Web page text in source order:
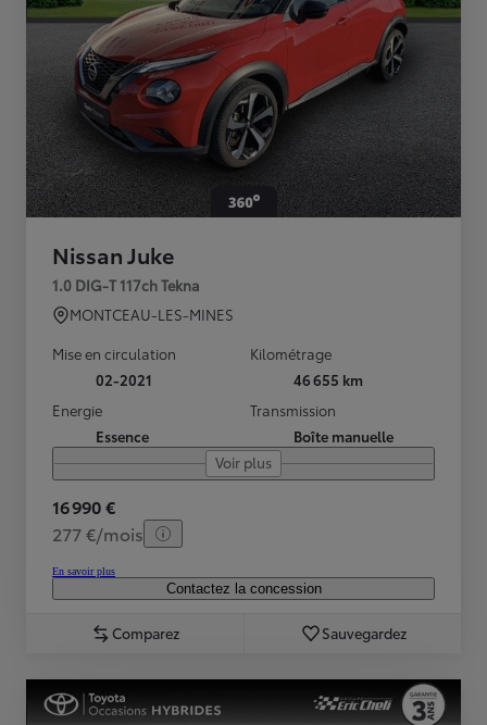
Nissan Juke
1.0 DIG-T 117ch Tekna
MONTCEAU-LES-MINES
Mise en circulation
02-2021
Kilométrage
46 655 km
Energie
Essence
Transmission
Boîte manuelle
Voir plus
16 990 €
277 €/mois
En savoir plus
Contactez la concession
Comparez Sauvegardez